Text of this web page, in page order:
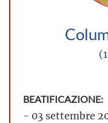
BEATIFICAZIONE:
- 03 settembre